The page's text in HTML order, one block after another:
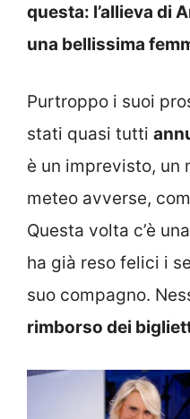
questa: l’allieva di
una bellissima
Purtroppo i suoi
stati quasi tutti
è un imprevisto, un
meteo avverse,
Questa volta c’è
ha già reso felici i
suo compagno.
rimborso dei